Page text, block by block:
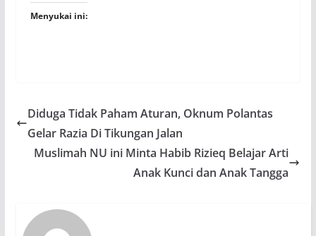
Menyukai ini:
Diduga Tidak Paham Aturan, Oknum Polantas
Gelar Razia Di Tikungan Jalan
Muslimah NU ini Minta Habib Rizieq Belajar Arti
Anak Kunci dan Anak Tangga